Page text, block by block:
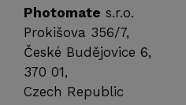
Photomate s.r.o.
Prokišova 356/7,
České Budějovice 6,
370 01,
Czech Republic